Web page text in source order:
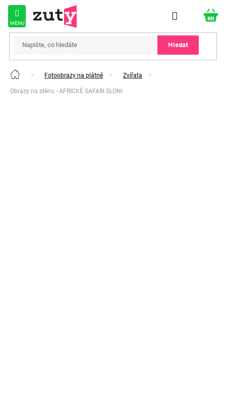
Přejít
obsah
Hledat
Domů Fotoobrazy na plátně Zvířata
Obrazy na stěnu - AFRICKÉ SAFARI SLONI